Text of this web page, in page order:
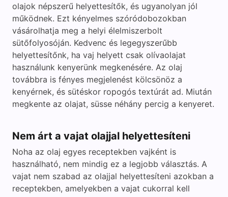
olajok népszerű helyettesítők, és ugyanolyan jól
működnek. Ezt kényelmes szóródobozokban
vásárolhatja meg a helyi élelmiszerbolt
sütőfolyosóján. Kedvenc és legegyszerűbb
helyettesítőnk, ha vaj helyett csak olívaolajat
használunk kenyerünk megkenésére. Az olaj
továbbra is fényes megjelenést kölcsönöz a
kenyérnek, és sütéskor ropogós textúrát ad. Miután
megkente az olajat, süsse néhány percig a kenyeret.
Nem árt a vajat olajjal helyettesíteni
Noha az olaj egyes receptekben vajként is
használható, nem mindig ez a legjobb választás. A
vajat nem szabad az olajjal helyettesíteni azokban a
receptekben, amelyekben a vajat cukorral kell